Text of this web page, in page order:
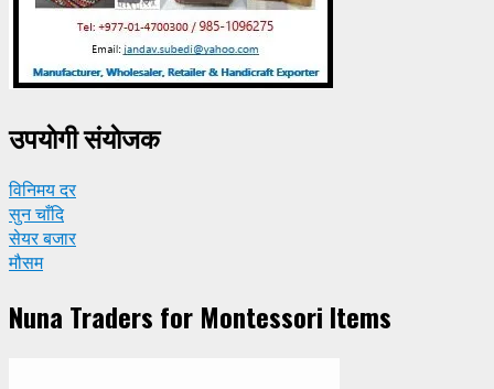
उपयाेगी संयाेजक
विनिमय दर
सुन चाँदि
सेयर बजार
मौसम
Nuna Traders for Montessori Items